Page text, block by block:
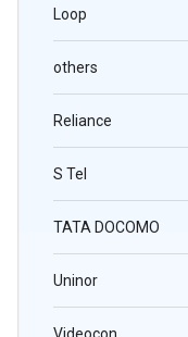
Loop
others
Reliance
S Tel
TATA DOCOMO
Uninor